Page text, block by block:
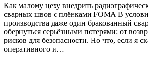
Как малому цеху внедрить
сварных швов с плёнками FOMA В
производства даже один бракованный
обернуться серьёзными потерями: от
рисков для безопасности. Но что, если я
оперативного и…